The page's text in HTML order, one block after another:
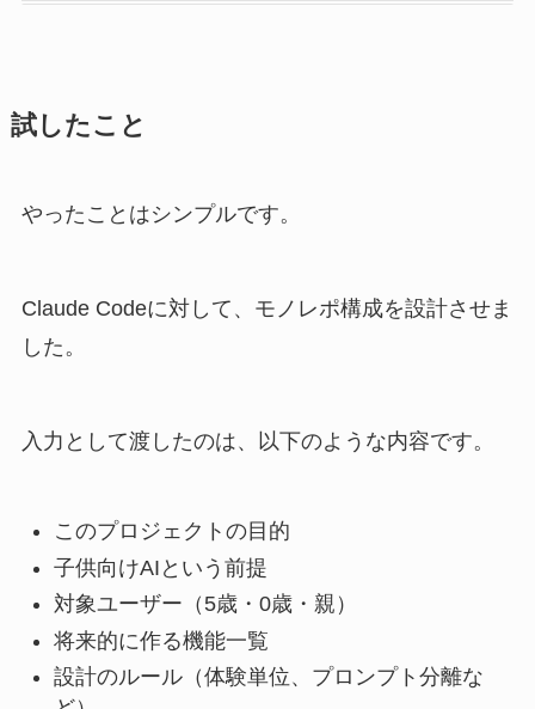
試したこと
やったことはシンプルです。
Claude Codeに対して、モノレポ構成を設計させま
した。
入力として渡したのは、以下のような内容です。
このプロジェクトの目的
子供向けAIという前提
対象ユーザー（5歳・0歳・親）
将来的に作る機能一覧
設計のルール（体験単位、プロンプト分離な